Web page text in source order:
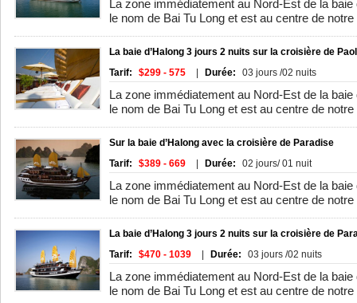
La zone immédiatement au Nord-Est de la
le nom de Bai Tu Long et est au centre de
La baie d’Halong 3 jours 2 nuits sur la croisière de
Tarif:
$299 - 575 Durée: 03 jours /02 nuits
La zone immédiatement au Nord-Est de la
le nom de Bai Tu Long et est au centre de
Sur la baie d’Halong avec la croisière de Paradise
Tarif:
$389 - 669 Durée: 02 jours/ 01 nuit
La zone immédiatement au Nord-Est de la
le nom de Bai Tu Long et est au centre de
La baie d’Halong 3 jours 2 nuits sur la croisière de
Tarif:
$470 - 1039 Durée: 03 jours /02 nuits
La zone immédiatement au Nord-Est de la
le nom de Bai Tu Long et est au centre de